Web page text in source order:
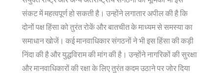
संकट में महत्वपूर्ण हो सकती है। उन्होंने लगातार अपील की है कि
दोनों पक्ष हिंसा को तुरंत रोकें और बातचीत के माध्यम से समस्या का
समाधान खोजें। कई मानवाधिकार संगठनों ने भी इस हिंसा की कड़ी
निंदा की है और युद्धविराम की मांग की है। उन्होंने नागरिकों की सुरक्षा
और मानवाधिकारों की रक्षा के लिए तुरंत कदम उठाने पर जोर दिया